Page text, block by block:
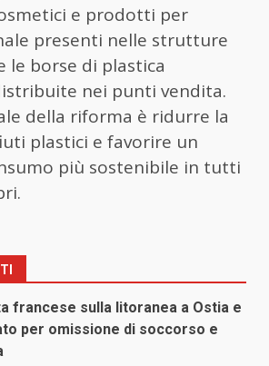
e prodotti per
presenti nelle strutture
le borse di plastica
nei punti vendita.
della riforma è ridurre la
plastici e favorire un
più sostenibile in tutti
francese sulla litoranea a Ostia e
per omissione di soccorso e